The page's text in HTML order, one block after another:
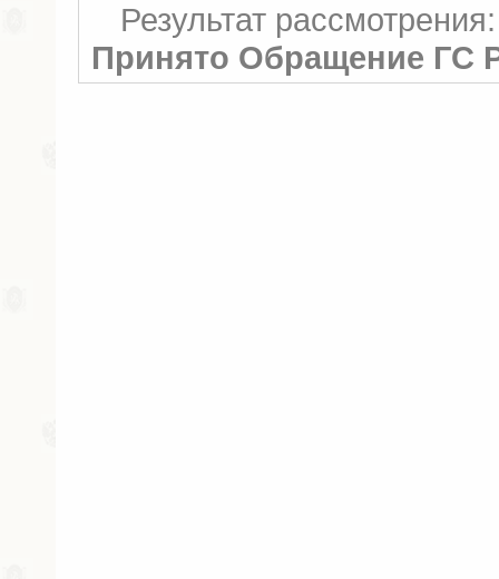
Результат рассмотрения:
Принято Обращение ГС